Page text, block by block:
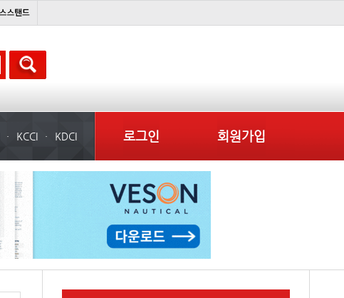
KCCI KDCI 로그인 회원가입